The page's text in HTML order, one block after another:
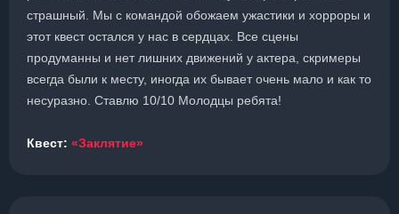
страшный. Мы с командой обожаем ужастики и хорроры и
этот квест остался у нас в сердцах. Все сцены
продуманны и нет лишних движений у актера, скримеры
всегда были к месту, иногда их бывает очень мало и как то
несуразно. Ставлю 10/10 Молодцы ребята!
Квест: «Заклятие»